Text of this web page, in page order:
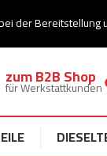
der Bereitstellung
zum B2B Shop
für Werkstattkunden